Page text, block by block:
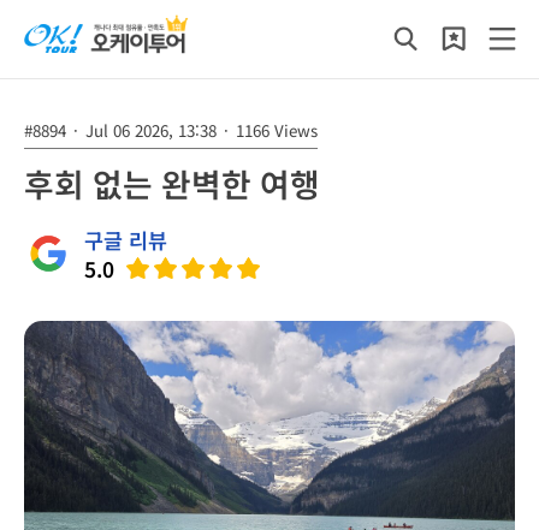
#8894 · Jul 06 2026, 13:38 · 1166 Views
후회 없는 완벽한 여행
구글 리뷰
5.0